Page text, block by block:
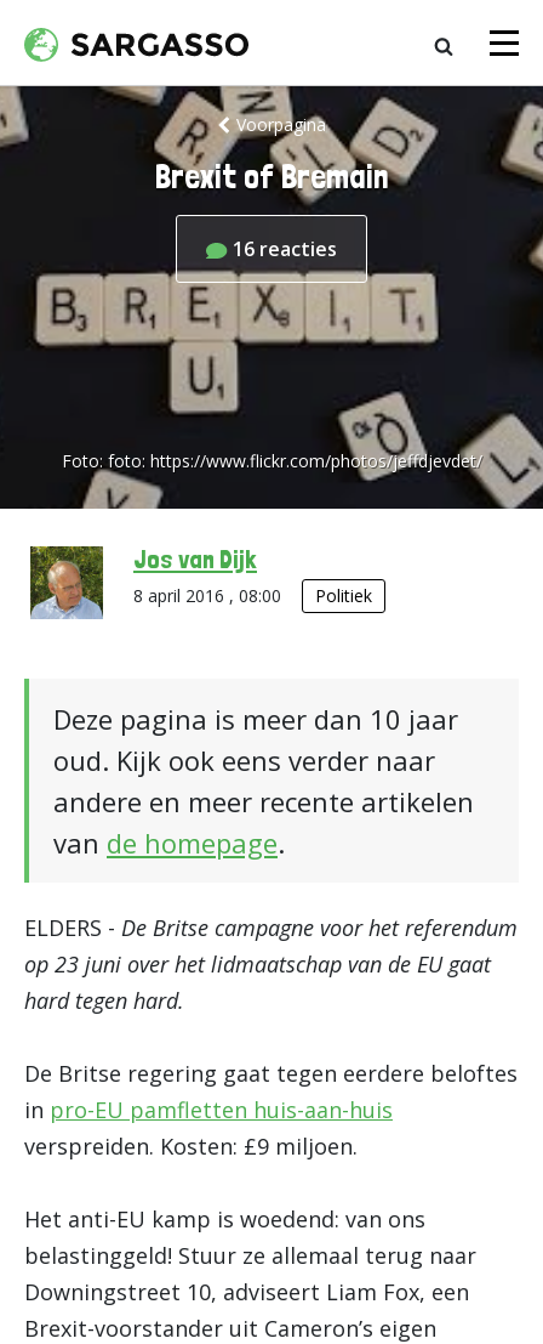
Voorpagina
Brexit of Bremain
16 reacties
Foto: foto: https://www.flickr.com/photos/jeffdjevdet/
Jos van Dijk
8 april 2016 , 08:00 Politiek
Deze pagina is meer dan 10 jaar
oud. Kijk ook eens verder naar
andere en meer recente artikelen
van de homepage.
ELDERS - De Britse campagne voor het referendum
op 23 juni over het lidmaatschap van de EU gaat
hard tegen hard.
De Britse regering gaat tegen eerdere beloftes
in pro-EU pamfletten huis-aan-huis
verspreiden. Kosten: £9 miljoen.
Het anti-EU kamp is woedend: van ons
belastinggeld! Stuur ze allemaal terug naar
Downingstreet 10, adviseert Liam Fox, een
Brexit-voorstander uit Cameron’s eigen